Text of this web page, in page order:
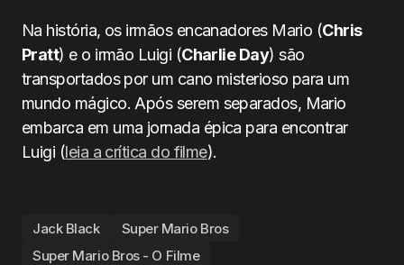
Na história, os irmãos encanadores Mario (Chris
Pratt) e o irmão Luigi (Charlie Day) são
transportados por um cano misterioso para um
mundo mágico. Após serem separados, Mario
embarca em uma jornada épica para encontrar
Luigi (leia a crítica do filme).
Jack Black
Super Mario Bros
Super Mario Bros - O Filme